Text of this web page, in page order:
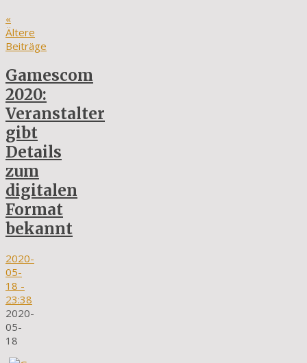
«
Ältere
Beiträge
Gamescom
2020:
Veranstalter
gibt
Details
zum
digitalen
Format
bekannt
2020-
05-
18 -
23:38
2020-
05-
18